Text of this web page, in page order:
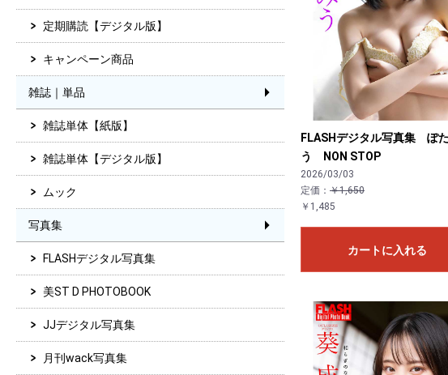
定期購読【デジタル版】
キャンペーン商品
雑誌｜単品
雑誌単体【紙版】
雑誌単体【デジタル版】
ムック
写真集
FLASHデジタル写真集
美ST D PHOTOBOOK
JJデジタル写真集
月刊wack写真集
FLASHデジタル写真集 ぽ
う NON STOP
2026/03/03
定価： ￥1,650
￥1,485
カートに入れる